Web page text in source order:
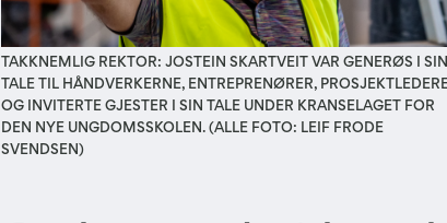
TAKKNEMLIG REKTOR: JOSTEIN SKARTVEIT VAR GENERØS I SIN
TALE TIL HÅNDVERKERNE, ENTREPRENØRER,
OG INVITERTE GJESTER I SIN TALE UNDER KRANSELAGET FOR
DEN NYE UNGDOMSSKOLEN. (ALLE FOTO: LEIF FRODE
SVENDSEN)